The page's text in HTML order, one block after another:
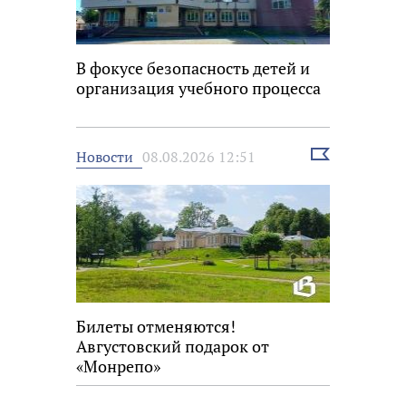
В фокусе безопасность детей и
организация учебного процесса
Новости 08.08.2026 12:51
Выбрать
Билеты отменяются!
Августовский подарок от
«Монрепо»